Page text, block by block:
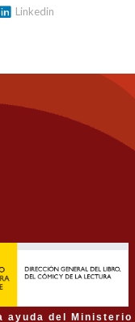
Linkedin
ayuda del